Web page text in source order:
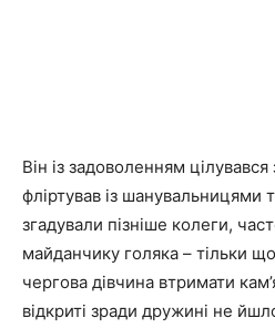
Він із задоволенням
фліртував із шанувальницями
згадували пізніше колеги,
майданчику голяка – тільки
чергова дівчина втримати
відкриті зради дружині не